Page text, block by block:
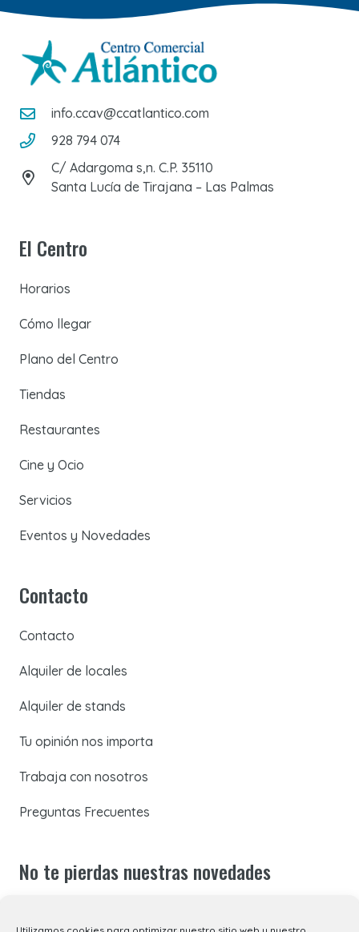
info.ccav@ccatlantico.com
928 794 074
C/ Adargoma s,n. C.P. 35110
Santa Lucía de Tirajana – Las Palmas
El Centro
Horarios
Cómo llegar
Plano del Centro
Tiendas
Restaurantes
Cine y Ocio
Servicios
Eventos y Novedades
Contacto
Contacto
Alquiler de locales
Alquiler de stands
Tu opinión nos importa
Trabaja con nosotros
Preguntas Frecuentes
No te pierdas nuestras novedades